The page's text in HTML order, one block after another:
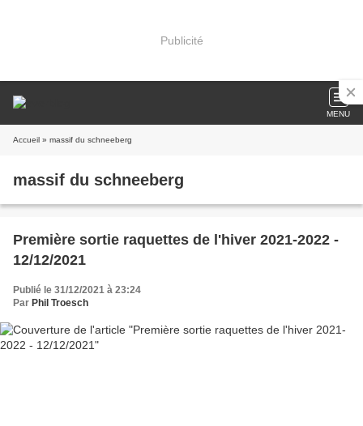
Publicité
MENU
Accueil » massif du schneeberg
massif du schneeberg
Première sortie raquettes de l'hiver 2021-2022 -
12/12/2021
Publié le 31/12/2021 à 23:24
Par Phil Troesch